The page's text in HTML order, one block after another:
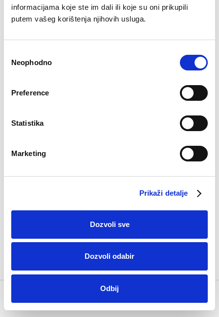
informacijama koje ste im dali ili koje su oni prikupili
putem vašeg korištenja njihovih usluga.
Selection
Neophodno
Preference
Statistika
Marketing
Prikaži detalje
Dozvoli sve
Dozvoli odabir
Odbij
Slip Maja
11,90
7,50KM
5,90KM